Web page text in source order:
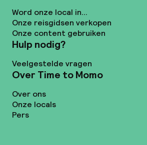
Word onze local in...
Onze reisgidsen verkopen
Onze content gebruiken
Hulp nodig?
Veelgestelde vragen
Over Time to Momo
Over ons
Onze locals
Pers